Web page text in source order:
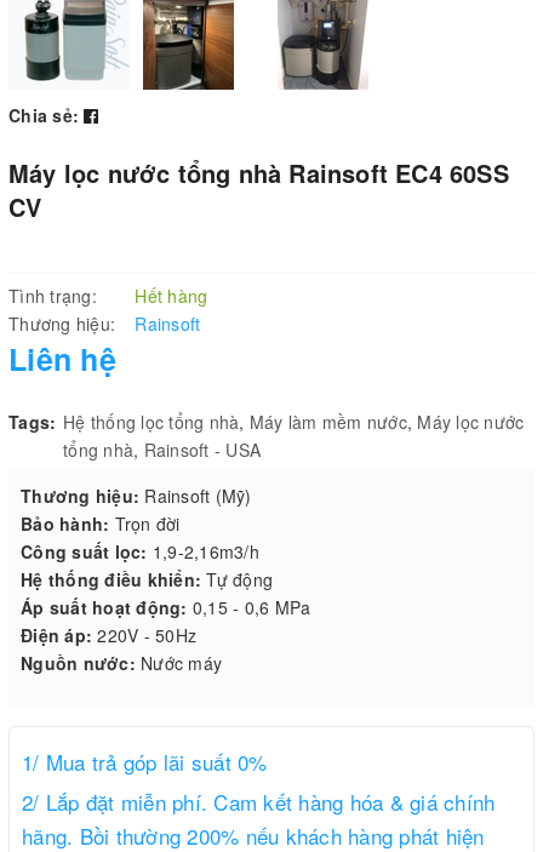
Chia sẻ:
Máy lọc nước tổng nhà Rainsoft EC4 60SS
CV
Tình trạng:
Hết hàng
Thương hiệu:
Rainsoft
Liên hệ
Tags: Hệ thống lọc tổng nhà, Máy làm mềm nước, Máy lọc nước
tổng nhà, Rainsoft - USA
Thương hiệu: Rainsoft (Mỹ)
Bảo hành: Trọn đời
Công suất lọc: 1,9-2,16m3/h
Hệ thống điều khiển: Tự động
Áp suất hoạt động: 0,15 - 0,6 MPa
Điện áp: 220V - 50Hz
Nguồn nước: Nước máy
1/ Mua trả góp lãi suất 0%
2/ Lắp đặt miễn phí. Cam kết hàng hóa & giá chính
hãng. Bồi thường 200% nếu khách hàng phát hiện